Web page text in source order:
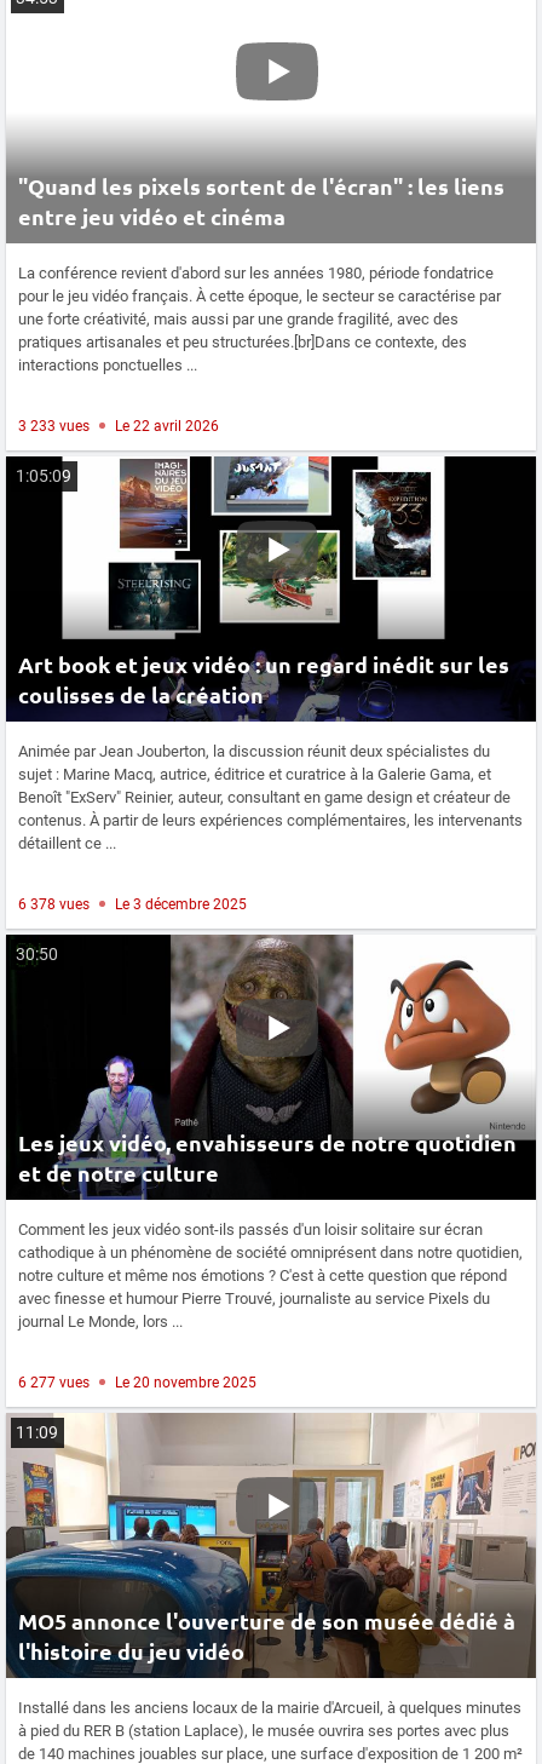
"Quand les pixels sortent de l'écran" : les liens
entre jeu vidéo et cinéma
La conférence revient d'abord sur les années 1980, période fondatrice
pour le jeu vidéo français. À cette époque, le secteur se caractérise par
une forte créativité, mais aussi par une grande fragilité, avec des
pratiques artisanales et peu structurées.[br]Dans ce contexte, des
interactions ponctuelles ...
3 233 vues Le 22 avril 2026
Art book et jeux vidéo : un regard inédit sur les
coulisses de la création
1:05:09
Animée par Jean Jouberton, la discussion réunit deux spécialistes du
sujet : Marine Macq, autrice, éditrice et curatrice à la Galerie Gama, et
Benoît "ExServ" Reinier, auteur, consultant en game design et créateur de
contenus. À partir de leurs expériences complémentaires, les intervenants
détaillent ce ...
6 378 vues Le 3 décembre 2025
Les jeux vidéo, envahisseurs de notre quotidien
et de notre culture
30:50
Comment les jeux vidéo sont-ils passés d'un loisir solitaire sur écran
cathodique à un phénomène de société omniprésent dans notre quotidien,
notre culture et même nos émotions ? C'est à cette question que répond
avec finesse et humour Pierre Trouvé, journaliste au service Pixels du
journal Le Monde, lors ...
6 277 vues Le 20 novembre 2025
MO5 annonce l'ouverture de son musée dédié à
l'histoire du jeu vidéo
11:09
Installé dans les anciens locaux de la mairie d'Arcueil, à quelques minutes
à pied du RER B (station Laplace), le musée ouvrira ses portes avec plus
de 140 machines jouables sur place, une surface d'exposition de 1 200 m²